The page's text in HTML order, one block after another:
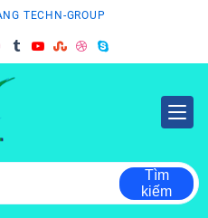
TECHN-GROUP
Tìm
kiếm